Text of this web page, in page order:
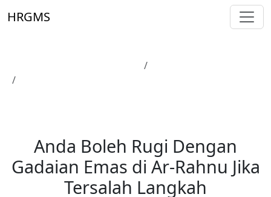
HRGMS
Anda Boleh Rugi Dengan
Gadaian Emas di Ar-Rahnu Jika
Tersalah Langkah